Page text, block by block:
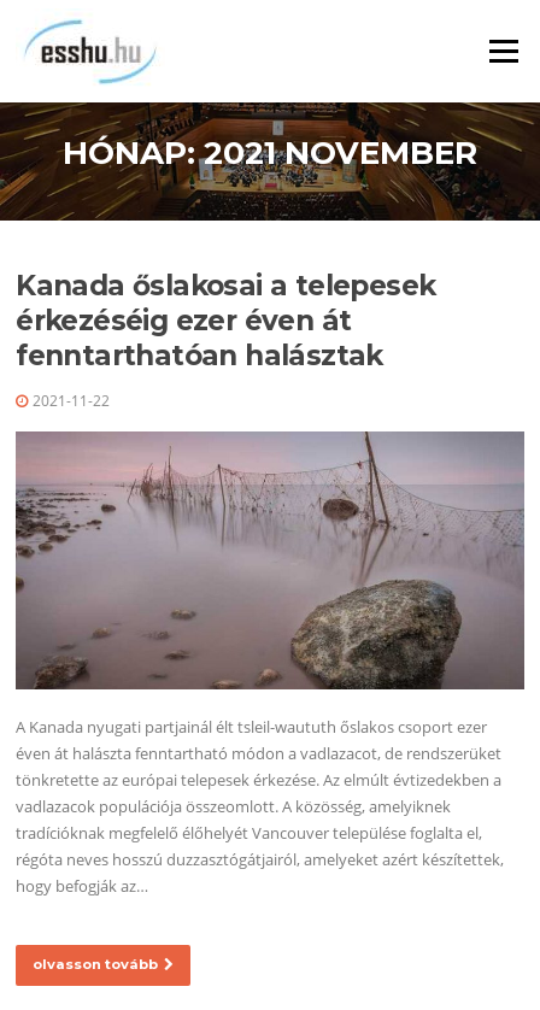
tartalomra
Menü
HÓNAP:2021 NOVEMBER
Kanada őslakosai a telepesek
érkezéséig ezer éven át
fenntarthatóan halásztak
2021-11-22
A Kanada nyugati partjainál élt tsleil-waututh őslakos csoport ezer
éven át halászta fenntartható módon a vadlazacot, de rendszerüket
tönkretette az európai telepesek érkezése. Az elmúlt évtizedekben a
vadlazacok populációja összeomlott. A közösség, amelyiknek
tradícióknak megfelelő élőhelyét Vancouver települése foglalta el,
régóta neves hosszú duzzasztógátjairól, amelyeket azért készítettek,
hogy befogják az…
olvasson tovább